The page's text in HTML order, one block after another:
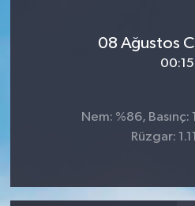
08 Ağustos
00:15
Nem: %86, Basınç:
Rüzgar: